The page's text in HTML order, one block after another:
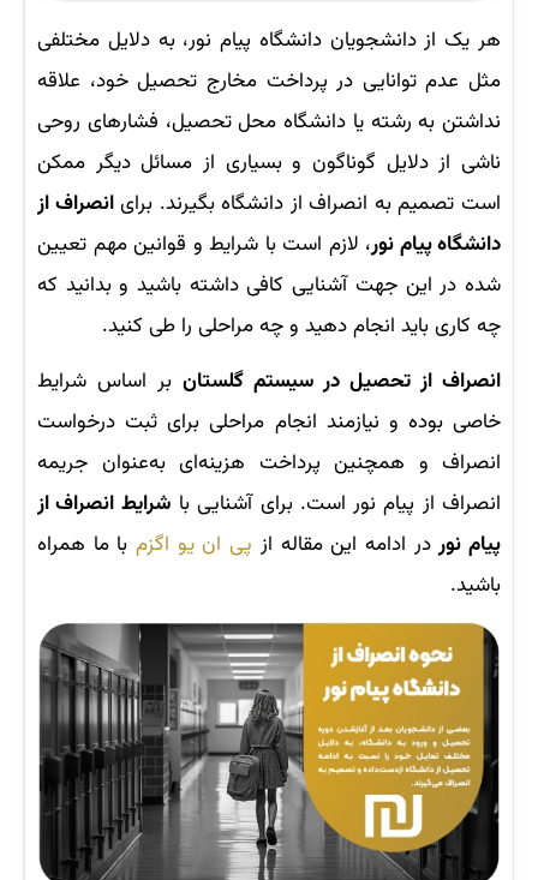
هر یک از دانشجویان دانشگاه پیام نور، به دلایل مختلفی
مثل عدم توانایی در پرداخت مخارج تحصیل خود، علاقه
نداشتن به رشته یا دانشگاه محل تحصیل، فشارهای روحی
ناشی از دلایل گوناگون و بسیاری از مسائل دیگر ممکن
است تصمیم به انصراف از دانشگاه بگیرند. برایانصراف از
دانشگاه پیام نور، لازم است با شرایط و قوانین مهم تعیین
شده در این جهت آشنایی کافی داشته باشید و بدانید که
چه کاری باید انجام دهید و چه مراحلی را طی کنید.
انصراف از تحصیل در سیستم گلستان بر اساس شرایط
خاصی بوده و نیازمند انجام مراحلی برای ثبت درخواست
انصراف و همچنین پرداخت هزینه‌ای به‌عنوان جریمه
انصراف از پیام نور است. برای آشنایی با شرایط انصراف از
پیام نوردر ادامه این مقاله از پی ان یو اگزمبا ما همراه
باشید.